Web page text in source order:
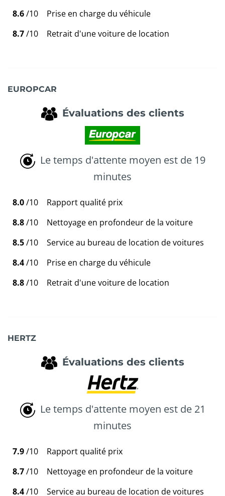
8.6/10
Prise en charge du véhicule
8.7/10 Retrait d'une voiture de location
EUROPCAR
Évaluations des clients
Le temps d'attente moyen est de 19
minutes
8.0/10
Rapport qualité prix
8.8/10
Nettoyage en profondeur de la voiture
8.5/10
Service au bureau de location de voitures
8.4/10
Prise en charge du véhicule
8.8/10 Retrait d'une voiture de location
HERTZ
Évaluations des clients
Le temps d'attente moyen est de 21
minutes
7.9/10
Rapport qualité prix
8.7/10
Nettoyage en profondeur de la voiture
8.4/10 Service au bureau de location de voitures